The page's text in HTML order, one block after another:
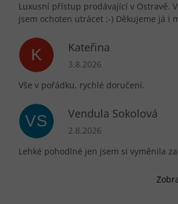
Luxusní přístup prodávající v Ostravě.
jsem ochoten utrácet :-) Děkujeme já i
K Kateřina
Hodnocení obchodu je 5 z 5
3.8.2026
Vše v pořádku, rychlé doručení.
VS Vendula Sokolová
Hodnocení obchodu je 5 z 5
2.8.2026
Lehké pohodlné jen jsem si vyměnila